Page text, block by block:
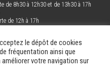
de 8h30 à 12h30 et de 13h30 à 17h
de 12h à 17h
Sortir ! Changer !
Les docs.
le dépôt de cookies
fréquentation ainsi que
votre navigation sur